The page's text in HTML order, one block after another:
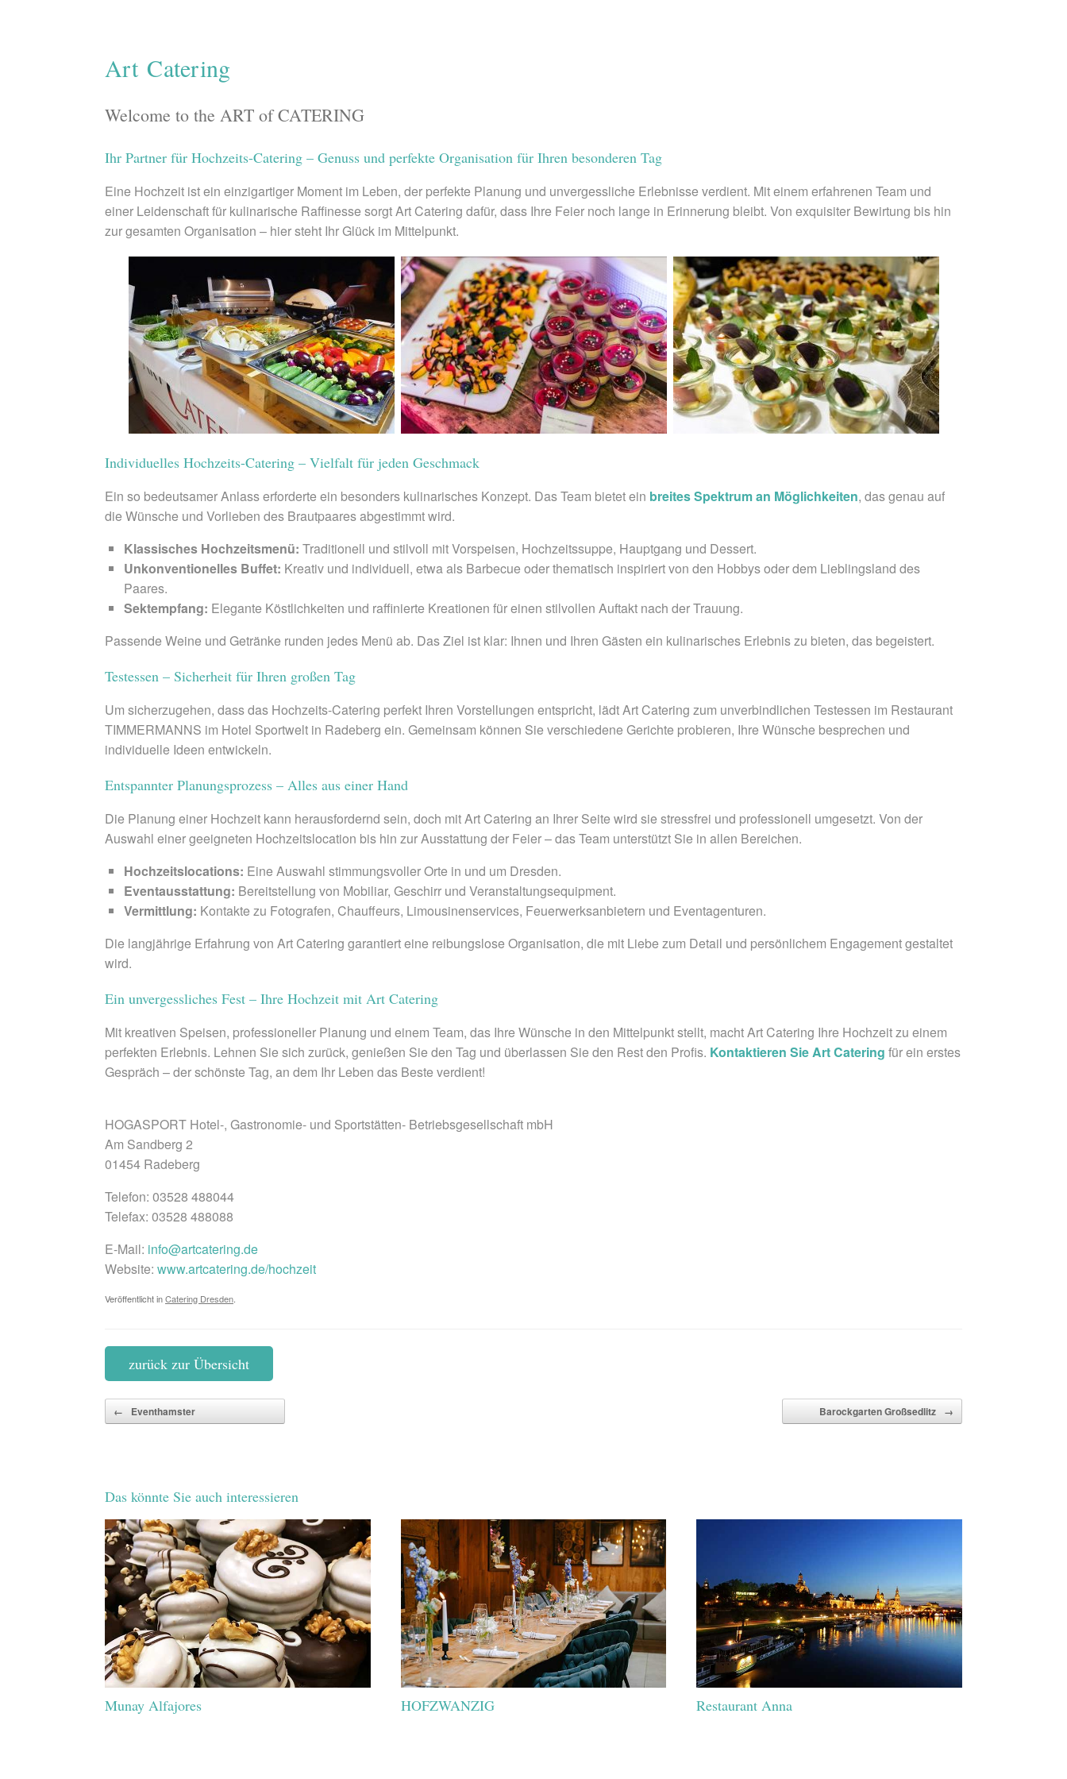
Art Catering
Welcome to the ART of CATERING
Ihr Partner für Hochzeits-Catering – Genuss und perfekte Organisation für Ihren besonderen Tag
Eine Hochzeit ist ein einzigartiger Moment im Leben, der perfekte Planung und unvergessliche Erlebnisse verdient. Mit einem erfahrenen Team und
einer Leidenschaft für kulinarische Raffinesse sorgt Art Catering dafür, dass Ihre Feier noch lange in Erinnerung bleibt. Von exquisiter Bewirtung bis hin
zur gesamten Organisation – hier steht Ihr Glück im Mittelpunkt.
Individuelles Hochzeits-Catering – Vielfalt für jeden Geschmack
Ein so bedeutsamer Anlass erforderte ein besonders kulinarisches Konzept. Das Team bietet ein breites Spektrum an Möglichkeiten, das genau auf
die Wünsche und Vorlieben des Brautpaares abgestimmt wird.
Klassisches Hochzeitsmenü: Traditionell und stilvoll mit Vorspeisen, Hochzeitssuppe, Hauptgang und Dessert.
Unkonventionelles Buffet: Kreativ und individuell, etwa als Barbecue oder thematisch inspiriert von den Hobbys oder dem Lieblingsland des
Paares.
Sektempfang: Elegante Köstlichkeiten und raffinierte Kreationen für einen stilvollen Auftakt nach der Trauung.
Passende Weine und Getränke runden jedes Menü ab. Das Ziel ist klar: Ihnen und Ihren Gästen ein kulinarisches Erlebnis zu bieten, das begeistert.
Testessen – Sicherheit für Ihren großen Tag
Um sicherzugehen, dass das Hochzeits-Catering perfekt Ihren Vorstellungen entspricht, lädt Art Catering zum unverbindlichen Testessen im Restaurant
TIMMERMANNS im Hotel Sportwelt in Radeberg ein. Gemeinsam können Sie verschiedene Gerichte probieren, Ihre Wünsche besprechen und
individuelle Ideen entwickeln.
Entspannter Planungsprozess – Alles aus einer Hand
Die Planung einer Hochzeit kann herausfordernd sein, doch mit Art Catering an Ihrer Seite wird sie stressfrei und professionell umgesetzt. Von der
Auswahl einer geeigneten Hochzeitslocation bis hin zur Ausstattung der Feier – das Team unterstützt Sie in allen Bereichen.
Hochzeitslocations: Eine Auswahl stimmungsvoller Orte in und um Dresden.
Eventausstattung: Bereitstellung von Mobiliar, Geschirr und Veranstaltungsequipment.
Vermittlung: Kontakte zu Fotografen, Chauffeurs, Limousinenservices, Feuerwerksanbietern und Eventagenturen.
Die langjährige Erfahrung von Art Catering garantiert eine reibungslose Organisation, die mit Liebe zum Detail und persönlichem Engagement gestaltet
wird.
Ein unvergessliches Fest – Ihre Hochzeit mit Art Catering
Mit kreativen Speisen, professioneller Planung und einem Team, das Ihre Wünsche in den Mittelpunkt stellt, macht Art Catering Ihre Hochzeit zu einem
perfekten Erlebnis. Lehnen Sie sich zurück, genießen Sie den Tag und überlassen Sie den Rest den Profis. Kontaktieren Sie Art Catering für ein erstes
Gespräch – der schönste Tag, an dem Ihr Leben das Beste verdient!
HOGASPORT Hotel-, Gastronomie- und Sportstätten- Betriebsgesellschaft mbH
Am Sandberg 2
01454 Radeberg
Telefon: 03528 488044
Telefax: 03528 488088
E-Mail: info@artcatering.de
Website: www.artcatering.de/hochzeit
Veröffentlicht inCatering Dresden
zurück zur Übersicht
Beitragsnavigation
← Eventhamster Barockgarten Großsedlitz →
Das könnte Sie auch interessieren
Munay Alfajores HOFZWANZIG Restaurant Anna